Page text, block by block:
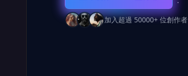
加入超過 50000+ 位創作者